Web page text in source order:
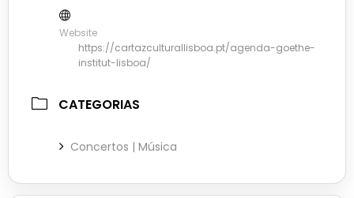
Website
https://cartazculturallisboa.pt/agenda-goethe-
institut-lisboa/
CATEGORIAS
Concertos | Música